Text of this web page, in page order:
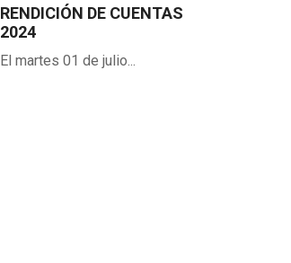
RENDICIÓN DE CUENTAS
2024
El martes 01 de julio...